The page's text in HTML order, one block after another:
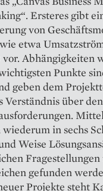
Ersteres gibt
von
etwa
Abhängigkeiten
Punkte
geben dem
Verständnis über
in sechs
Weise
gefunden
Projekte steht